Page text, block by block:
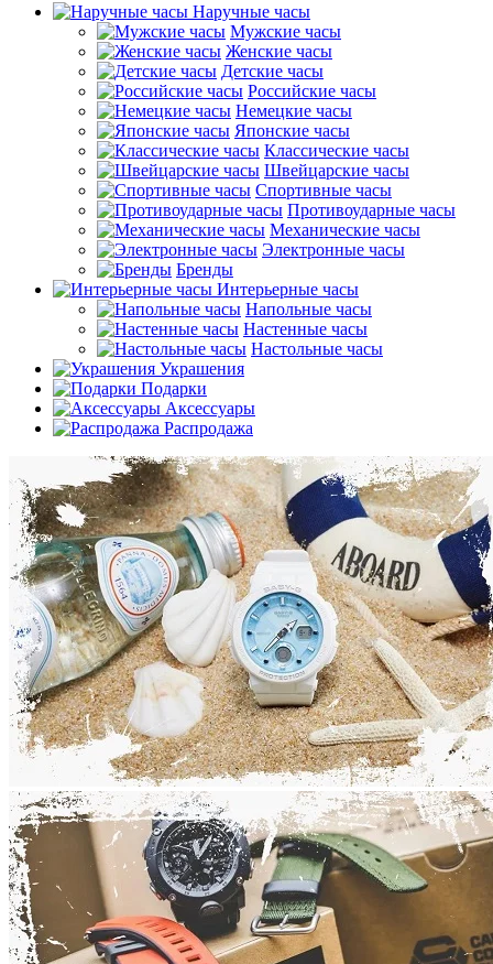
Наручные часы
Мужские часы
Женские часы
Детские часы
Российские часы
Немецкие часы
Японские часы
Классические часы
Швейцарские часы
Спортивные часы
Противоударные часы
Механические часы
Электронные часы
Бренды
Интерьерные часы
Напольные часы
Настенные часы
Настольные часы
Украшения
Подарки
Аксессуары
Распродажа